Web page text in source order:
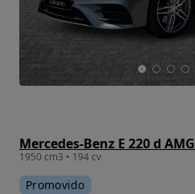
Mercedes-Benz E 220 d AMG
1950 cm3 • 194 cv
Promovido